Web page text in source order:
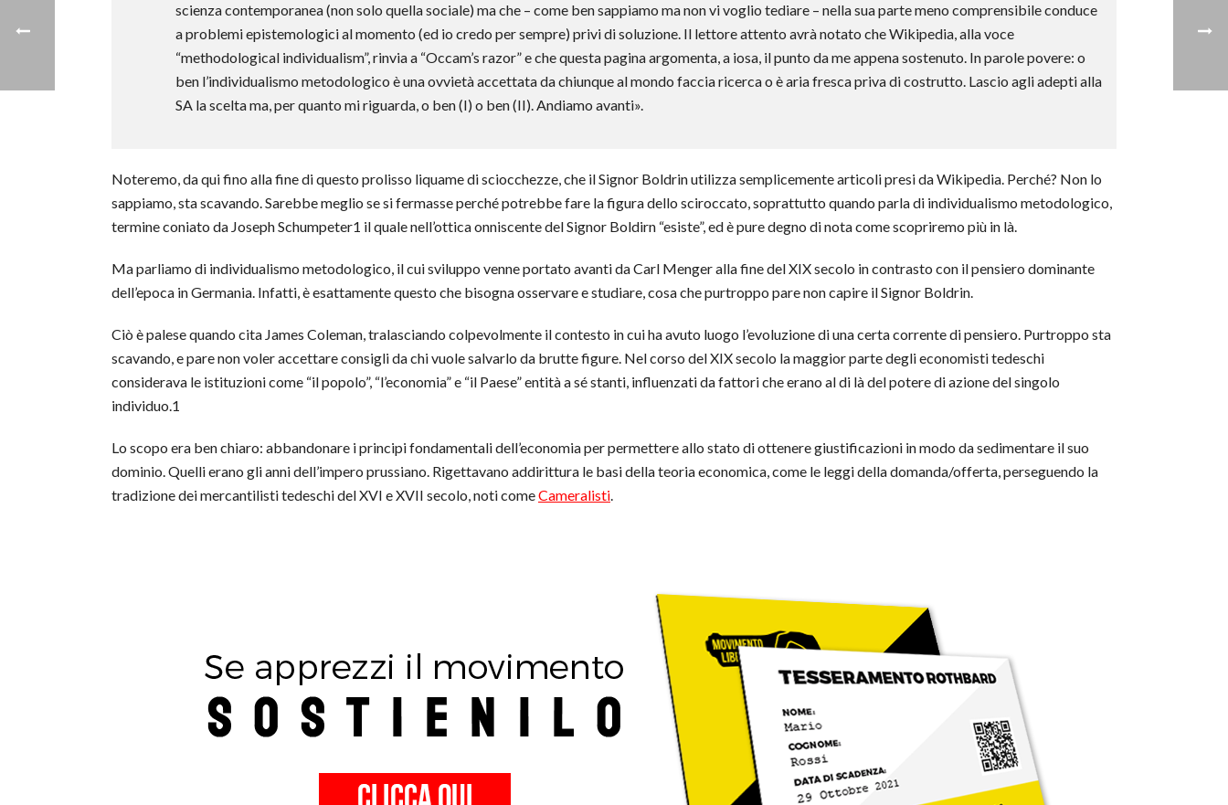
scienza contemporanea (non solo quella sociale) ma che – come ben sappiamo ma non vi voglio tediare – nella sua parte meno comprensibile conduce
a problemi epistemologici al momento (ed io credo per sempre) privi di soluzione. Il lettore attento avrà notato che Wikipedia, alla voce
“methodological individualism”, rinvia a “Occam’s razor” e che questa pagina argomenta, a iosa, il punto da me appena sostenuto. In parole povere: o
ben l’individualismo metodologico è una ovvietà accettata da chiunque al mondo faccia ricerca o è aria fresca priva di costrutto. Lascio agli adepti alla
SA la scelta ma, per quanto mi riguarda, o ben (I) o ben (II). Andiamo avanti».
Noteremo, da qui fino alla fine di questo prolisso liquame di sciocchezze, che il Signor Boldrin utilizza semplicemente articoli presi da Wikipedia. Perché? Non lo
sappiamo, sta scavando. Sarebbe meglio se si fermasse perché potrebbe fare la figura dello sciroccato, soprattutto quando parla di individualismo metodologico,
termine coniato da Joseph Schumpeter1 il quale nell’ottica onniscente del Signor Boldirn “esiste”, ed è pure degno di nota come scopriremo più in là.
Ma parliamo di individualismo metodologico, il cui sviluppo venne portato avanti da Carl Menger alla fine del XIX secolo in contrasto con il pensiero dominante
dell’epoca in Germania. Infatti, è esattamente questo che bisogna osservare e studiare, cosa che purtroppo pare non capire il Signor Boldrin.
Ciò è palese quando cita James Coleman, tralasciando colpevolmente il contesto in cui ha avuto luogo l’evoluzione di una certa corrente di pensiero. Purtroppo sta
scavando, e pare non voler accettare consigli da chi vuole salvarlo da brutte figure. Nel corso del XIX secolo la maggior parte degli economisti tedeschi
considerava le istituzioni come “il popolo”, “l’economia” e “il Paese” entità a sé stanti, influenzati da fattori che erano al di là del potere di azione del singolo
individuo.1
Lo scopo era ben chiaro: abbandonare i principi fondamentali dell’economia per permettere allo stato di ottenere giustificazioni in modo da sedimentare il suo
dominio. Quelli erano gli anni dell’impero prussiano. Rigettavano addirittura le basi della teoria economica, come le leggi della domanda/offerta, perseguendo la
tradizione dei mercantilisti tedeschi del XVI e XVII secolo, noti comeCameralisti.